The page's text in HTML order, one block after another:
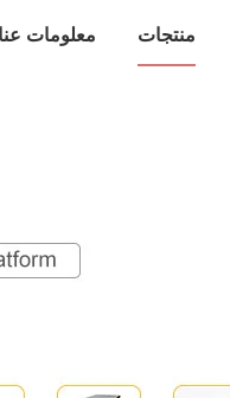
منتجات معلومات عنا